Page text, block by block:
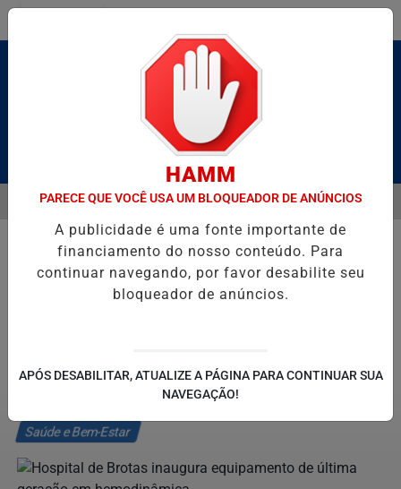
Pesquisar Notícia
HOMENAGEIA UZIEL BUENO NO TERRAÇO MINEIRO D'
EM ALTA
MENU
Saúde e Bem-Estar
HAMM
PARECE QUE VOCÊ USA UM BLOQUEADOR DE ANÚNCIOS
A publicidade é uma fonte importante de
financiamento do nosso conteúdo. Para
continuar navegando, por favor desabilite seu
bloqueador de anúncios.
APÓS DESABILITAR, ATUALIZE A PÁGINA PARA CONTINUAR SUA
NAVEGAÇÃO!